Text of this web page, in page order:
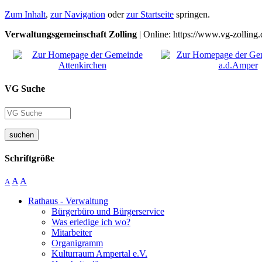
Zum Inhalt, zur Navigation oderzur Startseite springen.
Verwaltungsgemeinschaft Zolling | Online: https://www.vg-
VG Suche
suchen
Schriftgröße
A A A
Rathaus - Verwaltung
Bürgerbüro und Bürgerservice
Was erledige ich wo?
Mitarbeiter
Organigramm
Kulturraum Ampertal e.V.